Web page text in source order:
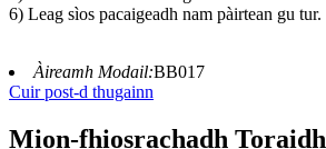
6) Leag sìos pacaigeadh nam pàirtean gu tur.
Àireamh Modail:BB017
Cuir post-d thugainn
Mion-fhiosrachadh Toraidh